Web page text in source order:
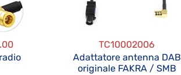
TC10002006
Adattatore antenna DAB
originale FAKRA / SMB